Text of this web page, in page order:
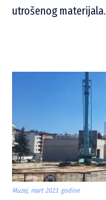
utrošenog materijala.
Muzej, mart 2023. godine